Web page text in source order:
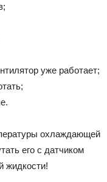
уже работает;
охлаждающей
его с датчиком
жидкости!